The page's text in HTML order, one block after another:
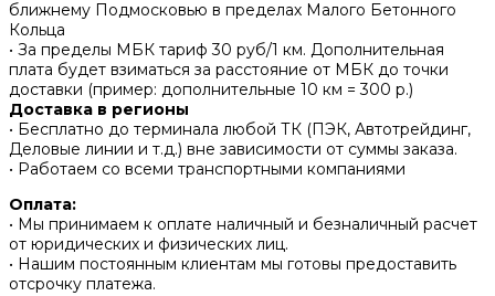
ближнему Подмосковью в пределах Малого Бетонного
Кольца
• За пределы МБК тариф 30 руб/1 км. Дополнительная
плата будет взиматься за расстояние от МБК до точки
доставки (пример: дополнительные 10 км = 300 р.)
Доставка в регионы
• Бесплатно до терминала любой ТК (ПЭК, Автотрейдинг,
Деловые линии и т.д.) вне зависимости от суммы заказа.
• Работаем со всеми транспортными компаниями
Оплата:
• Мы принимаем к оплате наличный и безналичный расчет
от юридических и физических лиц.
• Нашим постоянным клиентам мы готовы предоставить
отсрочку платежа.